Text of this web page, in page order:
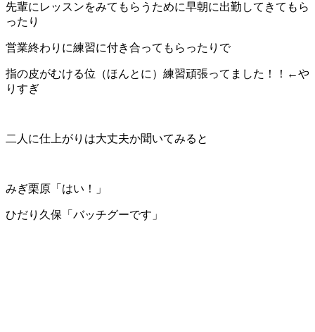
先輩にレッスンをみてもらうために早朝に出勤してきてもら
ったり
営業終わりに練習に付き合ってもらったりで
指の皮がむける位（ほんとに）練習頑張ってました！！←や
りすぎ
二人に仕上がりは大丈夫か聞いてみると
みぎ栗原「はい！」
ひだり久保「バッチグーです」